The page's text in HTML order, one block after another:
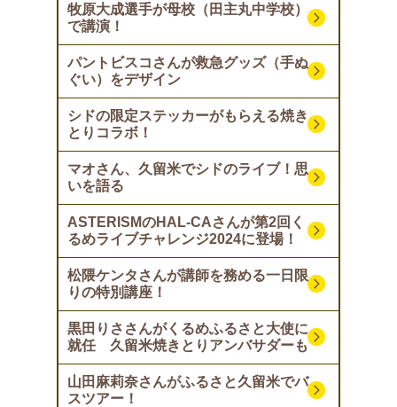
牧原大成選手が母校（田主丸中学校）
で講演！
パントビスコさんが救急グッズ（手ぬ
ぐい）をデザイン
シドの限定ステッカーがもらえる焼き
とりコラボ！
マオさん、久留米でシドのライブ！思
いを語る
ASTERISMのHAL-CAさんが第2回く
るめライブチャレンジ2024に登場！
松隈ケンタさんが講師を務める一日限
りの特別講座！
黒田りささんがくるめふるさと大使に
就任 久留米焼きとりアンバサダーも
山田麻莉奈さんがふるさと久留米でバ
スツアー！